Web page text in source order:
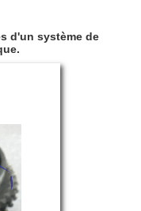
d'un système de